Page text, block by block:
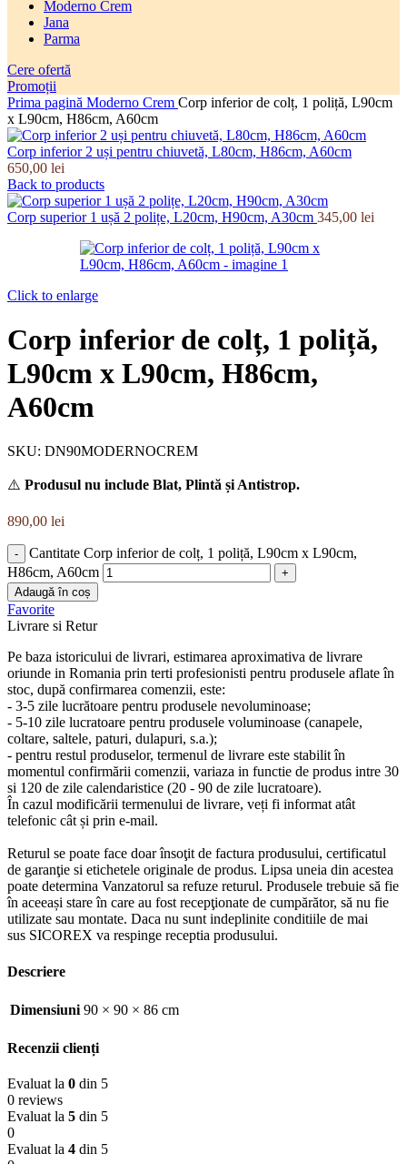
Moderno Crem
Jana
Parma
Cere ofertă
Promoții
Prima pagină Moderno Crem Corp inferior de colț, 1 poliță, L90cm
x L90cm, H86cm, A60cm
Corp inferior 2 uși pentru chiuvetă, L80cm, H86cm, A60cm
650,00 lei
Back to products
Corp superior 1 ușă 2 polițe, L20cm, H90cm, A30cm 345,00 lei
Click to enlarge
Corp inferior de colț, 1 poliță,
L90cm x L90cm, H86cm,
A60cm
SKU: DN90MODERNOCREM
⚠️ Produsul nu include Blat, Plintă și Antistrop.
890,00 lei
Cantitate Corp inferior de colț, 1 poliță, L90cm x L90cm,
H86cm, A60cm
Adaugă în coș
Favorite
Livrare si Retur
Pe baza istoricului de livrari, estimarea aproximativa de livrare
oriunde in Romania prin terti profesionisti pentru produsele aflate în
stoc, după confirmarea comenzii, este:
- 3-5 zile lucrătoare pentru produsele nevoluminoase;
- 5-10 zile lucratoare pentru produsele voluminoase (canapele,
coltare, saltele, paturi, dulapuri, s.a.);
- pentru restul produselor, termenul de livrare este stabilit în
momentul confirmării comenzii, variaza in functie de produs intre 30
si 120 de zile calendaristice (20 - 90 de zile lucratoare).
În cazul modificării termenului de livrare, veți fi informat atât
telefonic cât și prin e-mail.
Returul se poate face doar însoţit de factura produsului, certificatul
de garanţie si etichetele originale de produs. Lipsa uneia din acestea
poate determina Vanzatorul sa refuze returul. Produsele trebuie să fie
în aceeași stare în care au fost recepţionate de cumpărător, să nu fie
utilizate sau montate. Daca nu sunt indeplinite conditiile de mai
sus SICOREX va respinge receptia produsului.
Descriere
Dimensiuni 90 × 90 × 86 cm
Recenzii clienți
Evaluat la 0 din 5
0 reviews
Evaluat la 5 din 5
0
Evaluat la 4 din 5